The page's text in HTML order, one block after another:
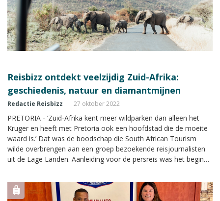
Reisbizz ontdekt veelzijdig Zuid-Afrika:
geschiedenis, natuur en diamantmijnen
Redactie Reisbizz 27 oktober 2022
PRETORIA - ‘Zuid-Afrika kent meer wildparken dan alleen het
Kruger en heeft met Pretoria ook een hoofdstad die de moeite
waard is.’ Dat was de boodschap die South African Tourism
wilde overbrengen aan een groep bezoekende reisjournalisten
uit de Lage Landen. Aanleiding voor de persreis was het begin
Johannesburg. Reisbizz Magazine was één van de meereizende
tijdens de reis.